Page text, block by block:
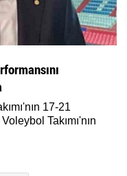
17-21
Takımı'nın